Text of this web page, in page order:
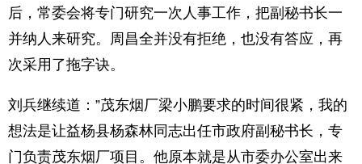
后，常委会将专门研究一次人事工作，把副秘书长一
并纳人来研究。周昌全并没有拒绝，也没有答应，再
次采用了拖字诀。
刘兵继续道：”茂东烟厂梁小鹏要求的时间很紧，我的
想法是让益杨县杨森林同志出任市政府副秘书长，专
门负责茂东烟厂项目。他原本就是从市委办公室出来